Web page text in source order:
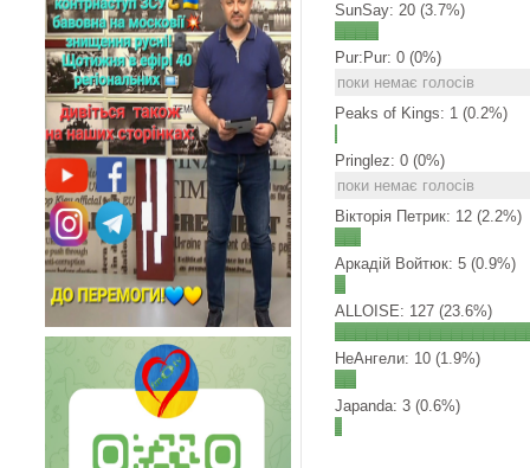
SunSay: 20 (3.7%)
Pur:Pur: 0 (0%)
поки немає голосів
Peaks of Kings: 1 (0.2%)
Pringlez: 0 (0%)
поки немає голосів
Вікторія Петрик: 12 (2.2%)
Аркадій Войтюк: 5 (0.9%)
ALLOISE: 127 (23.6%)
НеАнгели: 10 (1.9%)
Japanda: 3 (0.6%)